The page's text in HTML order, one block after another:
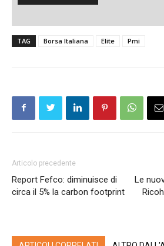
TAG Borsa Italiana Elite Pmi
Articolo precedente
Report Fefco: diminuisce di
circa il 5% la carbon footprint
Le